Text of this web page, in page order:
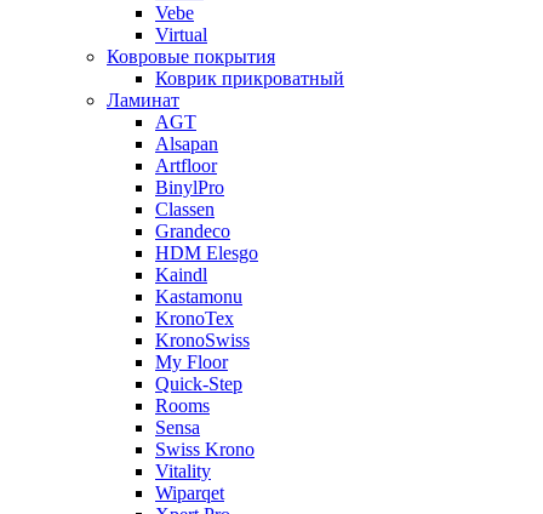
Vebe
Virtual
Ковровые покрытия
Коврик прикроватный
Ламинат
AGT
Alsapan
Artfloor
BinylPro
Classen
Grandeco
HDM Elesgo
Kaindl
Kastamonu
KronoTex
KronoSwiss
My Floor
Quick-Step
Rooms
Sensa
Swiss Krono
Vitality
Wiparqet